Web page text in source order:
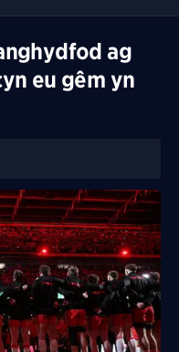
ag
eu gêm yn